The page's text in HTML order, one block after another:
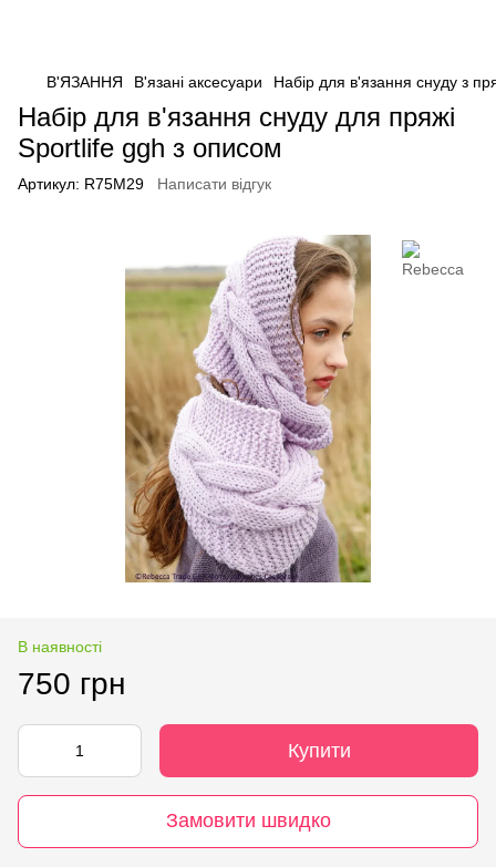
В'ЯЗАННЯ В'язані аксесуари Набір для в'язання снуду з
Набір для в'язання снуду для пряжі
Sportlife ggh з описом
Артикул: R75M29 Написати відгук
В наявності
750 грн
Купити
Замовити швидко